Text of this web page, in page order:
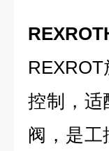
控制，适
阀，是